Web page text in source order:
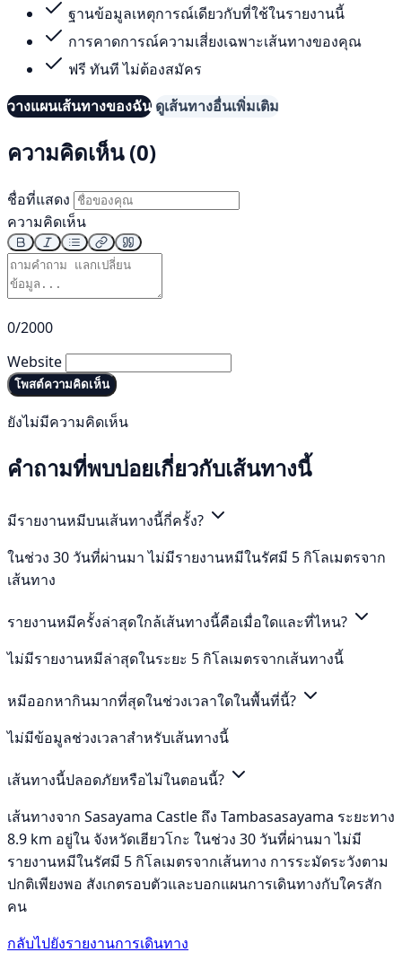
ฐานข้อมูลเหตุการณ์เดียวกับที่ใช้ในรายงานนี้
การคาดการณ์ความเสี่ยงเฉพาะเส้นทางของคุณ
ฟรี ทันที ไม่ต้องสมัคร
วางแผนเส้นทางของฉัน ดูเส้นทางอื่นเพิ่มเติม
ความคิดเห็น (0)
ชื่อที่แสดง
ความคิดเห็น
0/2000
Website
โพสต์ความคิดเห็น
ยังไม่มีความคิดเห็น
คำถามที่พบบ่อยเกี่ยวกับเส้นทางนี้
มีรายงานหมีบนเส้นทางนี้กี่ครั้ง?
ในช่วง 30 วันที่ผ่านมา ไม่มีรายงานหมีในรัศมี 5 กิโลเมตรจาก
เส้นทาง
รายงานหมีครั้งล่าสุดใกล้เส้นทางนี้คือเมื่อใดและที่ไหน?
ไม่มีรายงานหมีล่าสุดในระยะ 5 กิโลเมตรจากเส้นทางนี้
หมีออกหากินมากที่สุดในช่วงเวลาใดในพื้นที่นี้?
ไม่มีข้อมูลช่วงเวลาสำหรับเส้นทางนี้
เส้นทางนี้ปลอดภัยหรือไม่ในตอนนี้?
เส้นทางจาก Sasayama Castle ถึง Tambasasayama ระยะทาง
8.9 km อยู่ใน จังหวัดเฮียวโกะ ในช่วง 30 วันที่ผ่านมา ไม่มี
รายงานหมีในรัศมี 5 กิโลเมตรจากเส้นทาง การระมัดระวังตาม
ปกติเพียงพอ สังเกตรอบตัวและบอกแผนการเดินทางกับใครสัก
คน
กลับไปยังรายงานการเดินทาง